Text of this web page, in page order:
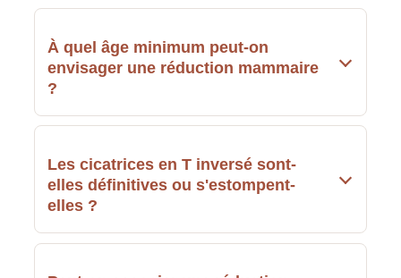
À quel âge minimum peut-on
envisager une réduction mammaire
?
Les cicatrices en T inversé sont-
elles définitives ou s'estompent-
elles ?